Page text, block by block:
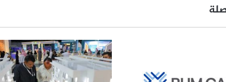
ع
ب
ا
ص